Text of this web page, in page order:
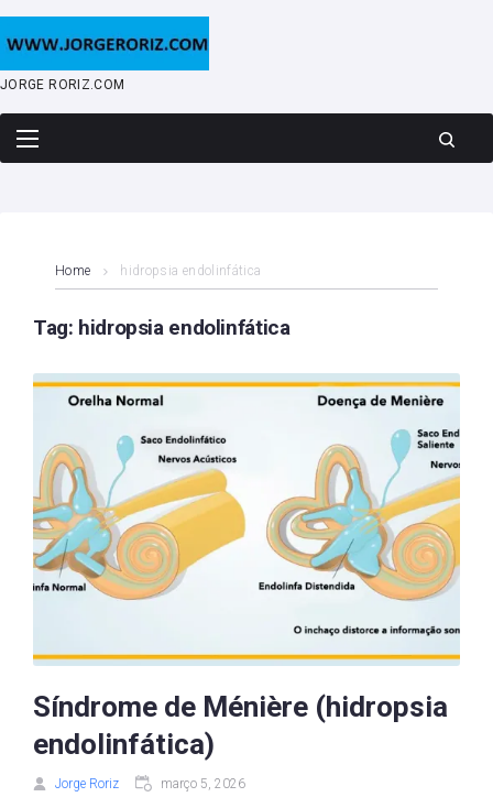
content
JORGE RORIZ.COM
Home hidropsia endolinfática
Tag: hidropsia endolinfática
Síndrome de Ménière (hidropsia
endolinfática)
Jorge Roriz março 5, 2026